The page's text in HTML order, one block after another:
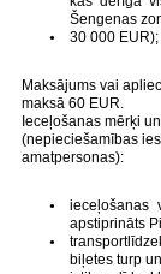
Šengenas
30 000 EUR);
Maksājums vai
maksā 60 EUR.
Ieceļošanas mērķi
(nepieciešamības
amatpersonas):
ieceļošanas
apstiprināts
biļetes turp